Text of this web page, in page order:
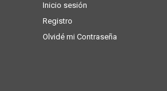
Inicio sesión
Registro
Olvidé mi Contraseña